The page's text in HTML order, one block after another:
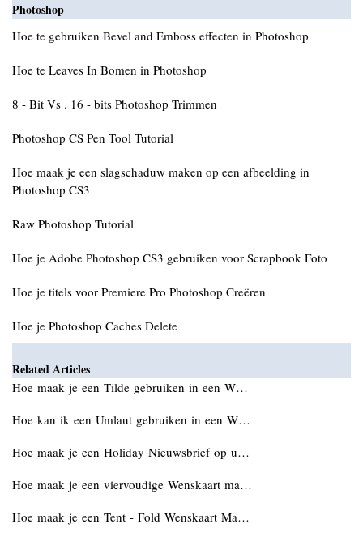
Photoshop
Hoe te gebruiken Bevel and Emboss effecten in Photoshop
Hoe te Leaves In Bomen in Photoshop
8 - Bit Vs . 16 - bits Photoshop Trimmen
Photoshop CS Pen Tool Tutorial
Hoe maak je een slagschaduw maken op een afbeelding in
Photoshop CS3
Raw Photoshop Tutorial
Hoe je Adobe Photoshop CS3 gebruiken voor Scrapbook Foto
Hoe je titels voor Premiere Pro Photoshop Creëren
Hoe je Photoshop Caches Delete
Related Articles
Hoe maak je een Tilde gebruiken in een W…
Hoe kan ik een Umlaut gebruiken in een W…
Hoe maak je een Holiday Nieuwsbrief op u…
Hoe maak je een viervoudige Wenskaart ma…
Hoe maak je een Tent - Fold Wenskaart Ma…